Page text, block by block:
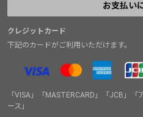
お支払い
クレジットカード
下記のカードがご利用いただけます。
「VISA」「MASTERCARD」「JCB」
ース」